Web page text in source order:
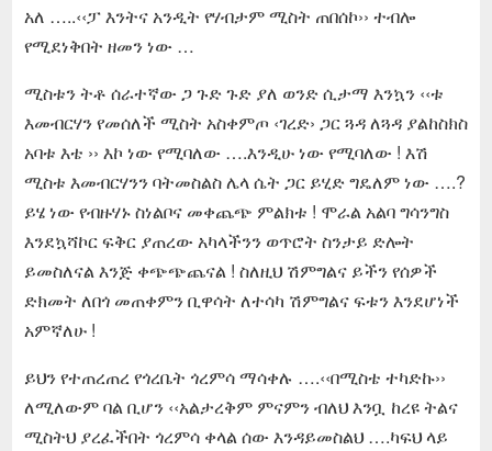
አለ …..‹‹ፓ እንትና አንዲት የሃብታም ሚስት ጠበሰኮ›› ተብሎ
የሚደነቅበት ዘመን ነው …
ሚስቱን ትቶ ሰራተኛው ጋ ጉድ ጉድ ያለ ወንድ ሲታማ እንኳን ‹‹ቱ
እመብርሃን የመሰለች ሚስት አስቀምጦ ‹ገረድ› ጋር ጓዳ ለጓዳ ያልከስክስ
አባቱ እቴ ›› እኮ ነው የሚባለው ….እንዲሁ ነው የሚባለው ! እሽ
ሚስቱ እመብርሃንን ባትመስልስ ሌላ ሴት ጋር ይሂድ ግዴለም ነው ….?
ይሄ ነው የብዙሃኑ ስነልቦና መቀጨጭ ምልክቱ ! ሞራል አልባ ግሳንግስ
እንደኳሻኮር ፍቅር ያጠረው አካላችንን ወጥሮት ስንታይ ድሎት
ይመስለናል እንጅ ቀጭጭጨናል ! ስለዚህ ሽምግልና ይችን የሰዎች
ድክመት ለበጎ መጠቀምን ቢዋሳት ለተሳካ ሽምግልና ፍቱን እንደሆነች
አምኛለሁ !
ይህን የተጠረጠረ የጎረቤት ጎረምሳ ማሳቀሉ ….‹‹በሚስቴ ተካድኩ››
ለሚለውም ባል ቢሆን ‹‹አልታረቅም ምናምን ብለህ እንቧ ከረዩ ትልና
ሚስትህ ያረፈችበት ጎረምሳ ቀላል ሰው እንዳይመስልህ ….ካፍህ ላይ